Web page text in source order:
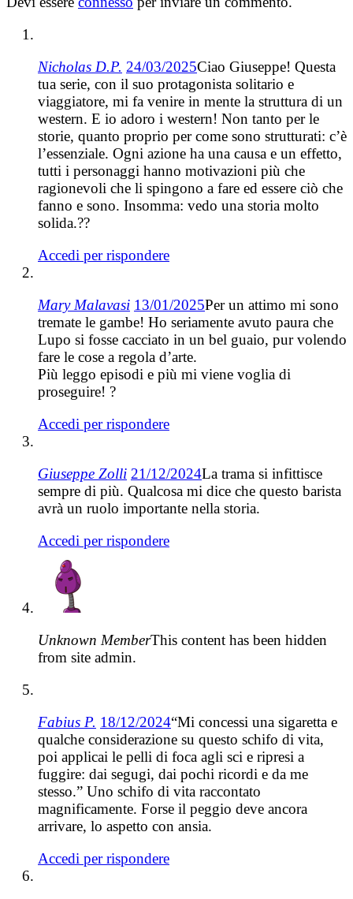
Nicholas D.P. 24/03/2025Ciao Giuseppe! Questa
tua serie, con il suo protagonista solitario e
viaggiatore, mi fa venire in mente la struttura di un
western. E io adoro i western! Non tanto per le
storie, quanto proprio per come sono strutturati: c’è
l’essenziale. Ogni azione ha una causa e un effetto,
tutti i personaggi hanno motivazioni più che
ragionevoli che li spingono a fare ed essere ciò che
fanno e sono. Insomma: vedo una storia molto
solida.??
Accedi per rispondere
Mary Malavasi 13/01/2025Per un attimo mi sono
tremate le gambe! Ho seriamente avuto paura che
Lupo si fosse cacciato in un bel guaio, pur volendo
fare le cose a regola d’arte.
Più leggo episodi e più mi viene voglia di
proseguire! ?
Accedi per rispondere
Giuseppe Zolli 21/12/2024La trama si infittisce
sempre di più. Qualcosa mi dice che questo barista
avrà un ruolo importante nella storia.
Accedi per rispondere
Unknown MemberThis content has been hidden
from site admin.
Fabius P. 18/12/2024“Mi concessi una sigaretta e
qualche considerazione su questo schifo di vita,
poi applicai le pelli di foca agli sci e ripresi a
fuggire: dai segugi, dai pochi ricordi e da me
stesso.” Uno schifo di vita raccontato
magnificamente. Forse il peggio deve ancora
arrivare, lo aspetto con ansia.
Accedi per rispondere